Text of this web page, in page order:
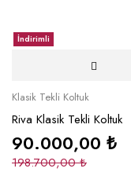
İndirimli
Klasik Tekli Koltuk
Riva Klasik Tekli Koltuk
198.700,00₺
90.000,00 ₺